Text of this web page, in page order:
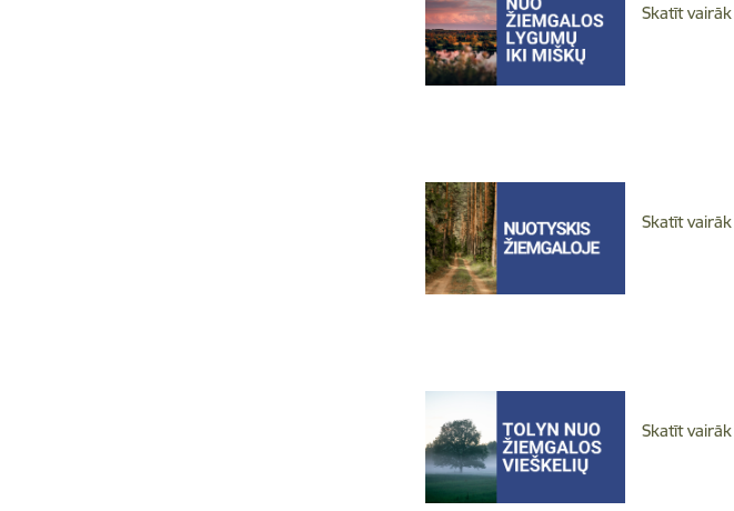
Skatīt vairāk
Skatīt vairāk
Skatīt vairāk